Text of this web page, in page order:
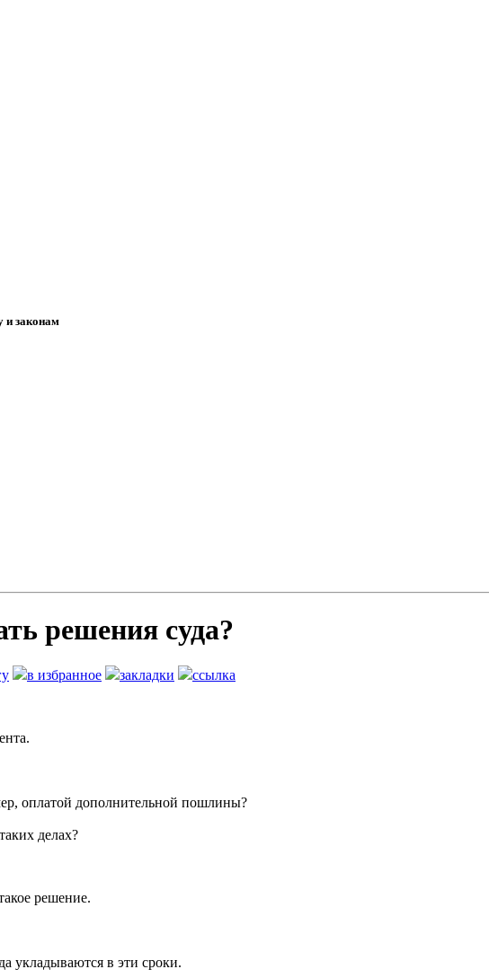
и законам
решения суда?
в избранное закладки
ссылка
оплатой дополнительной пошлины?
делах?
решение.
укладываются в эти сроки.